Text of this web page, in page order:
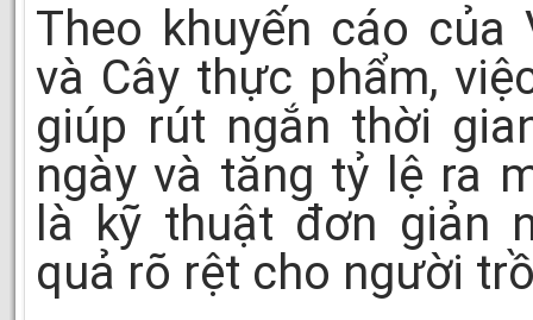
Theo khuyến cáo
và Cây thực phẩm,
giúp rút ngắn thời
ngày và tăng tỷ lệ ra
là kỹ thuật đơn giản
quả rõ rệt cho người